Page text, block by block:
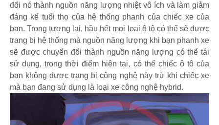
đổi nó thành nguồn năng lượng nhiệt vô ích và làm giảm
đáng kể tuổi thọ của hệ thống phanh của chiếc xe của
bạn. Trong tương lai, hầu hết mọi loại ô tô có thể sẽ được
trang bị hệ thống mà nguồn năng lượng khi bạn phanh xe
sẽ được chuyển đổi thành nguồn năng lượng có thể tái
sử dụng, trong thời điểm hiện tại, có thể chiếc ô tô của
bạn không được trang bị công nghệ này trừ khi chiếc xe
mà bạn đang sử dụng là loại xe công nghệ hybrid.